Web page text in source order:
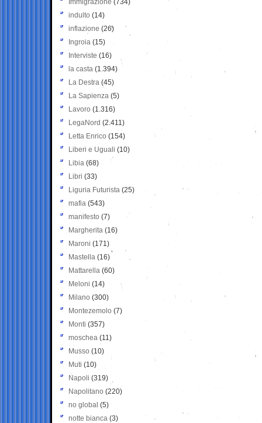
Immigrazione (734)
indulto (14)
inflazione (26)
Ingroia (15)
Interviste (16)
la casta (1.394)
La Destra (45)
La Sapienza (5)
Lavoro (1.316)
LegaNord (2.411)
Letta Enrico (154)
Liberi e Uguali (10)
Libia (68)
Libri (33)
Liguria Futurista (25)
mafia (543)
manifesto (7)
Margherita (16)
Maroni (171)
Mastella (16)
Mattarella (60)
Meloni (14)
Milano (300)
Montezemolo (7)
Monti (357)
moschea (11)
Musso (10)
Muti (10)
Napoli (319)
Napolitano (220)
no global (5)
notte bianca (3)